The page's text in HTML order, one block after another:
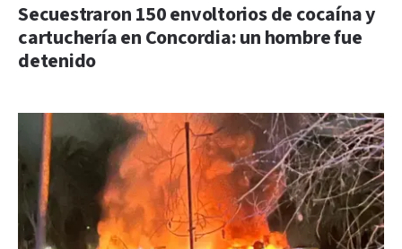
Secuestraron 150 envoltorios de cocaína y
cartuchería en Concordia: un hombre fue
detenido